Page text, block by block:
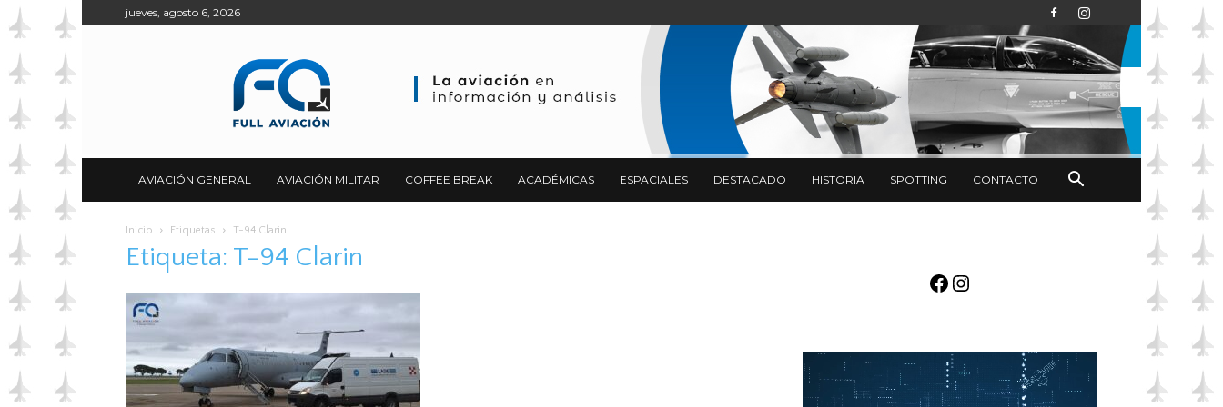
jueves, agosto 6, 2026
AVIACIÓN GENERAL AVIACIÓN MILITAR COFFEE BREAK ACADÉMICAS ESPACIALES DESTACADO HISTORIA SPOTTING CONTACTO
Inicio Etiquetas T-94 Clarin
Etiqueta: T-94 Clarin
Facebook
Instagram